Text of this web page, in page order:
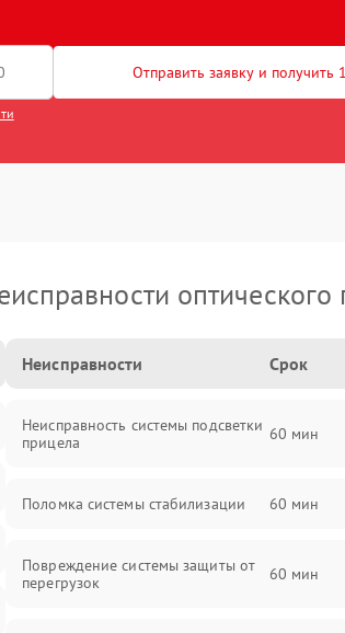
Отправить заявку и получить
оптического
Неисправности Срок
Неисправность системы подсветки
прицела
60 мин
Поломка системы стабилизации 60 мин
Повреждение системы защиты от
перегрузок
60 мин